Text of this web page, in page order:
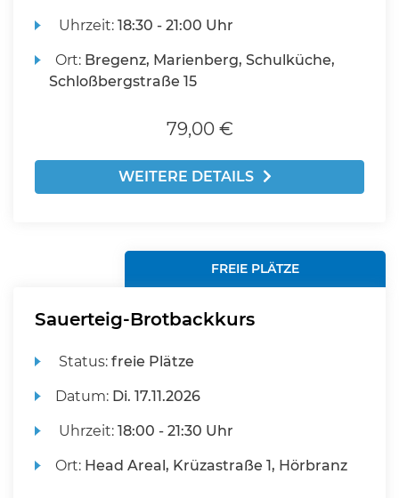
Uhrzeit:18:30 - 21:00 Uhr
Ort: Bregenz, Marienberg, Schulküche,
Schloßbergstraße 15
79,00 €
WEITERE DETAILS
FREIE PLÄTZE
Sauerteig-Brotbackkurs
Status:freie Plätze
Datum: Di. 17.11.2026
Uhrzeit:18:00 - 21:30 Uhr
Ort: Head Areal, Krüzastraße 1, Hörbranz